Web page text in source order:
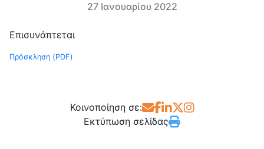
27 Ιανουαρίου 2022
Επισυνάπτεται
Πρόσκληση (PDF)
Κοινοποίηση σε:
Εκτύπωση σελίδας